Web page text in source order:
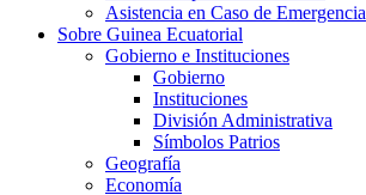
Asistencia en Caso de Emergencia
Sobre Guinea Ecuatorial
Gobierno e Instituciones
Gobierno
Instituciones
División Administrativa
Símbolos Patrios
Geografía
Economía